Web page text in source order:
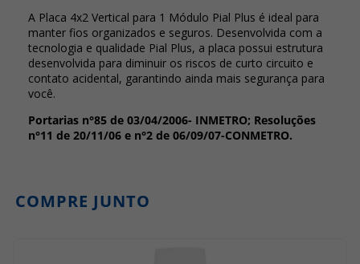
A Placa 4x2 Vertical para 1 Módulo Pial Plus é ideal para
manter fios organizados e seguros. Desenvolvida com a
tecnologia e qualidade Pial Plus, a placa possui estrutura
desenvolvida para diminuir os riscos de curto circuito e
contato acidental, garantindo ainda mais segurança para
você.
Portarias n°85 de 03/04/2006- INMETRO; Resoluções
n°11 de 20/11/06 e n°2 de 06/09/07-CONMETRO.
COMPRE JUNTO